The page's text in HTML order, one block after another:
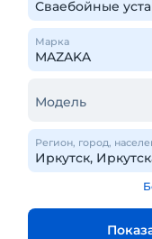
Марка
Модель
Регион, город,